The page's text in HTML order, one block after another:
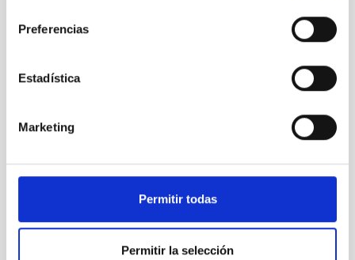
Preferencias
Estadística
Marketing
Permitir todas
Permitir la selección
Controladores y puntos Wifi de la Sede Central del